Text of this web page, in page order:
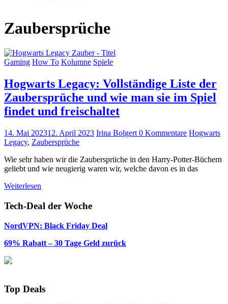
Zaubersprüche
Gaming How To Kolumne Spiele
Hogwarts Legacy: Vollständige Liste der
Zaubersprüche und wie man sie im Spiel
findet und freischaltet
14. Mai 202312. April 2023 Irina Bolgert 0 Kommentare Hogwarts
Legacy, Zaubersprüche
Wie sehr haben wir die Zaubersprüche in den Harry-Potter-Büchern
geliebt und wie neugierig waren wir, welche davon es in das
Weiterlesen
Tech-Deal der Woche
NordVPN: Black Friday Deal
69% Rabatt – 30 Tage Geld zurück
Top Deals